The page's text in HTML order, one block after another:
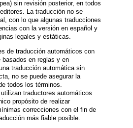
sin revisión posterior, en todos
La traducción no se
con lo que algunas traducciones
con la versión en español y
legales y estáticas.
de traducción automáticos con
basados en reglas y en
traducción automática sin
no se puede asegurar la
todos los términos.
traductores automáticos
propósito de realizar
correcciones con el fin de
más fiable posible.